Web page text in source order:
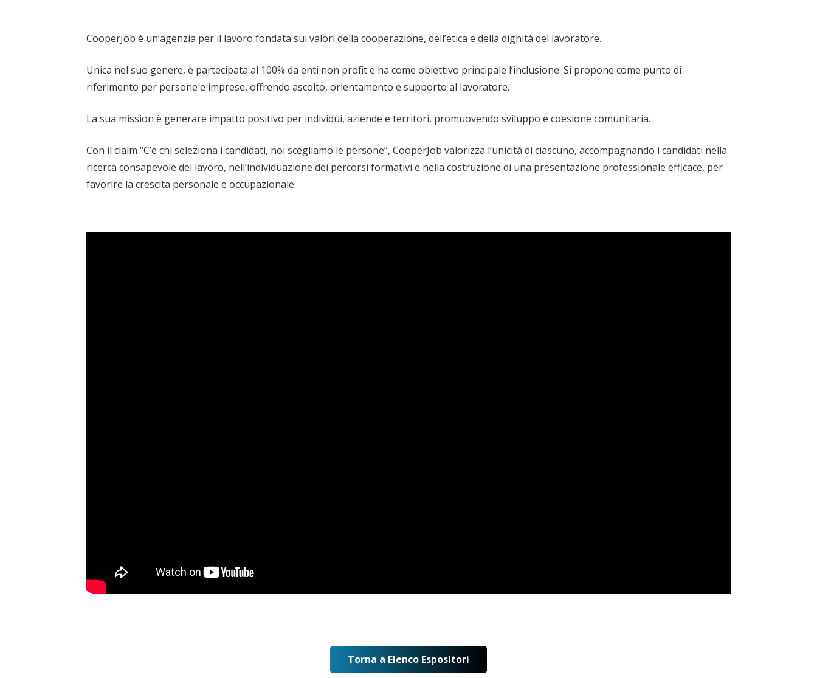
CooperJob è un’agenzia per il lavoro fondata sui valori della cooperazione, dell’etica e della dignità del lavoratore.
Unica nel suo genere, è partecipata al 100% da enti non profit e ha come obiettivo principale l’inclusione. Si propone come punto di
riferimento per persone e imprese, offrendo ascolto, orientamento e supporto al lavoratore.
La sua mission è generare impatto positivo per individui, aziende e territori, promuovendo sviluppo e coesione comunitaria.
Con il claim “C’è chi seleziona i candidati, noi scegliamo le persone”, CooperJob valorizza l’unicità di ciascuno, accompagnando i candidati nella
ricerca consapevole del lavoro, nell’individuazione dei percorsi formativi e nella costruzione di una presentazione professionale efficace, per
favorire la crescita personale e occupazionale.
Torna a Elenco Espositori